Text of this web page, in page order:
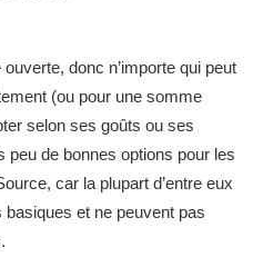
donc n’importe qui peut
(ou pour une somme
selon ses goûts ou ses
peu de bonnes options pour les
car la plupart d’entre eux
basiques et ne peuvent pas